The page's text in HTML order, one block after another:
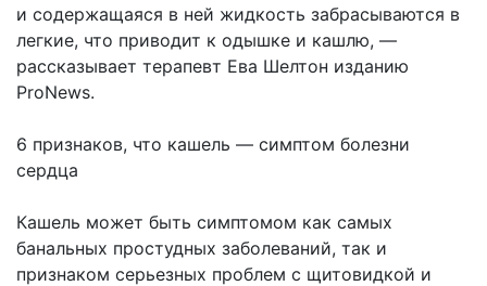
и содержащаяся в ней жидкость забрасываются в
легкие, что приводит к одышке и кашлю, —
рассказывает терапевт Ева Шелтон изданию
ProNews.
6 признаков, что кашель — симптом болезни
сердца
Кашель может быть симптомом как самых
банальных простудных заболеваний, так и
признаком серьезных проблем с щитовидкой и